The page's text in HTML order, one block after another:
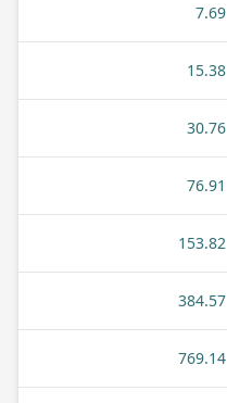
7.69
15.38
30.76
76.91
153.82
384.57
769.14